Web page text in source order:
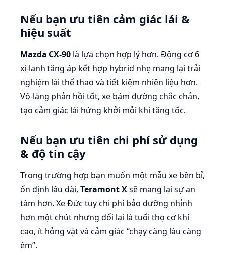
Nếu bạn ưu tiên cảm giác lái &
hiệu suất
Mazda CX-90 là lựa chọn hợp lý hơn. Động cơ 6
xi-lanh tăng áp kết hợp hybrid nhẹ mang lại trải
nghiệm lái thể thao và tiết kiệm nhiên liệu hơn.
Vô-lăng phản hồi tốt, xe bám đường chắc chắn,
tạo cảm giác lái hứng khởi mỗi khi tăng tốc.
Nếu bạn ưu tiên chi phí sử dụng
& độ tin cậy
Trong trường hợp bạn muốn một mẫu xe bền bỉ,
ổn định lâu dài, Teramont Xsẽ mang lại sự an
tâm hơn. Xe Đức tuy chi phí bảo dưỡng nhỉnh
hơn một chút nhưng đổi lại là tuổi thọ cơ khí
cao, ít hỏng vặt và cảm giác “chạy càng lâu càng
êm”.